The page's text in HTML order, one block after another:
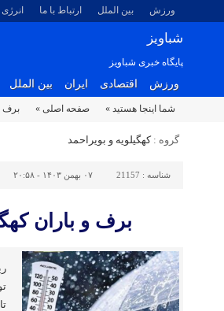
ورزش بین الملل ارتباط با ما انرژی
شباویز
پایگاه خبری شباویز
ورزش اقتصادی ایران بین الملل
شما اینجا هستید » صفحه اصلی » برف
گروه :کهگیلویه و بویراحمد
شناسه : 21157 ۰۷ بهمن ۱۴۰۳ - ۲۰:۵۸
برف و باران